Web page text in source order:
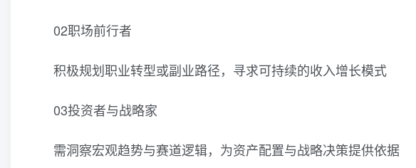
02职场前行者
积极规划职业转型或副业路径，寻求可持续的收入增长模式
03投资者与战略家
需洞察宏观趋势与赛道逻辑，为资产配置与战略决策提供依据